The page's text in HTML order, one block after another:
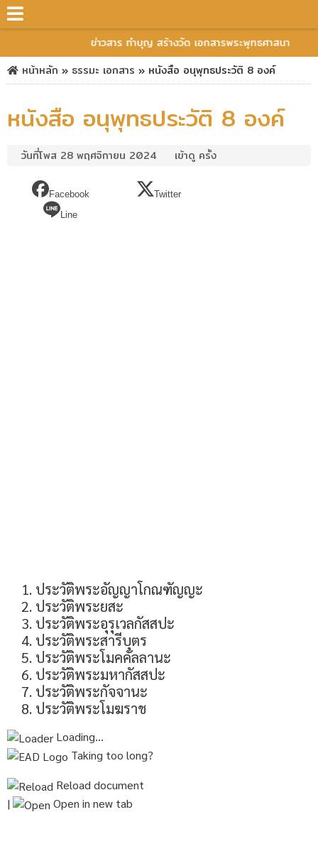
ข่าวสาร ทำบุญ สร้างวัด เอกสารพระพุทธศาสนา
หน้าหลัก » ธรรมะ เอกสาร » หนังสือ อนุพุทธประวัติ 8 องค์
หนังสือ อนุพุทธประวัติ 8 องค์
วันที่โพส 28 พฤศจิกายน 2024 เข้าดู ครั้ง
Facebook
Twitter
Line
ประวัติพระอัญญาโกณฑัญญะ
ประวัติพระยสะ
ประวัติพระอุรุเวลกัสสปะ
ประวัติพระสารีบุตร
ประวัติพระโมคคัลลานะ
ประวัติพระมหากัสสปะ
ประวัติพระกัจจานะ
ประวัติพระโมฆราช
Loading…
Taking too long?
Reload document
|
Open in new tab